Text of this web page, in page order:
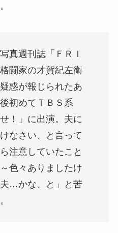
真週刊誌「ＦＲＩ
闘家の才賀紀左衛
惑が報じられたあ
初めてＴＢＳ系
！」に出演。夫に
なさい、と言って
注意していたこと
色々ありましたけ
…かな、と」と苦